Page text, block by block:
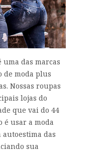
uma das marcas
de moda plus
Nossas roupas
lojas do
que vai do 44
é usar a moda
das
sua